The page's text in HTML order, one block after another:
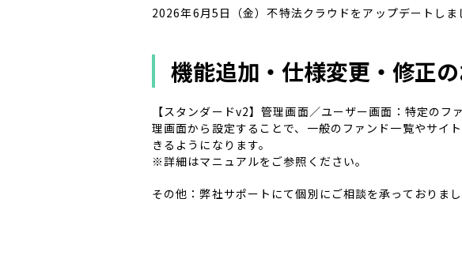
2026年6月5日（金）不特法クラウドをアップデートしま
機能追加・仕様変更・修正
【スタンダードv2】管理画面／ユーザー画面：特定の
理画面から設定することで、一般のファンド一覧やサイ
きるようになります。
※詳細はマニュアルをご参照ください。
その他：弊社サポートにて個別にご相談を承っておりま